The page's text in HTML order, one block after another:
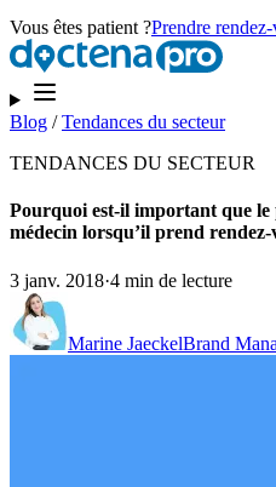
Vous êtes patient ?Prendre
Blog /Tendances du secteur
TENDANCES DU SECTEUR
Pourquoi est-il important que le
médecin lorsqu’il prend rendez-
3 janv. 2018·4 min de lecture
Marine JaeckelBrand